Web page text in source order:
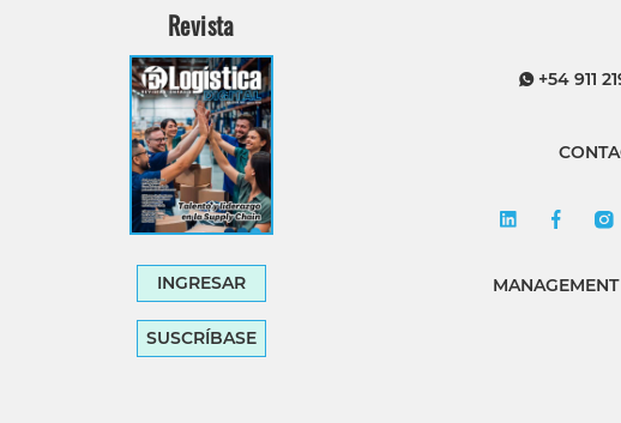
Revista
INGRESAR
SUSCRÍBASE
+54 911